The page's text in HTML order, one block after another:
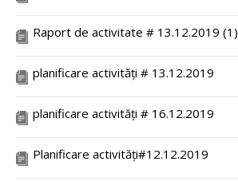
Raport de activitate # 13.12.2019 (1)
planificare activități # 13.12.2019
planificare activități # 16.12.2019
Planificare activități#12.12.2019